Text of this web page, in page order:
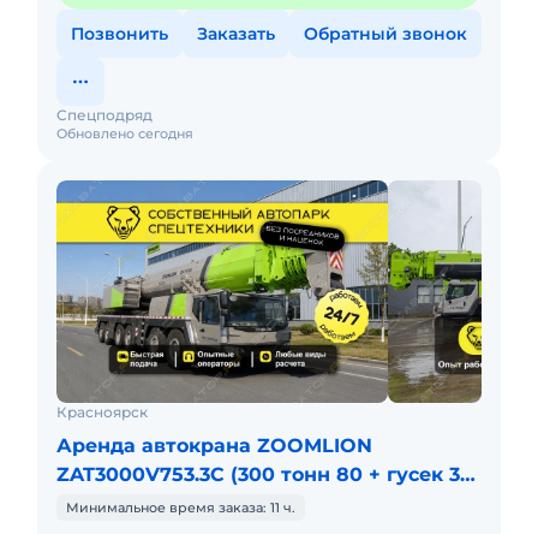
Позвонить Заказать Обратный звонок
Обновлено сегодня
Спецподряд
Красноярск
Аренда автокрана ZOOMLION
ZAT3000V753.3C (300 тонн 80 + гусек 32
метра)
Минимальное время заказа: 11 ч.